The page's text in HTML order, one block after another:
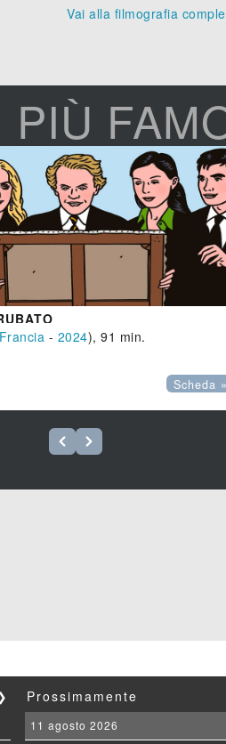
Vai alla filmografia
PIÙ
Francia - 2024), 91 min.
Scheda »
Prossimamente
11 agosto 2026